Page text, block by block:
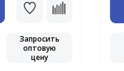
Запросить
оптовую
цену